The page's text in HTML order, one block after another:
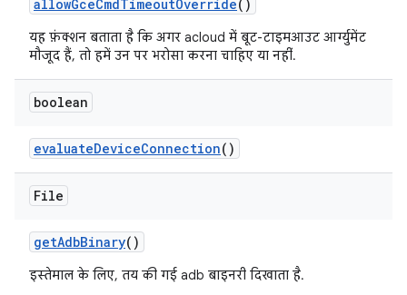
allowGceCmdTimeoutOverride()
यह फ़ंक्शन बताता है कि अगर acloud में बूट-टाइमआउट आर्ग्युमेंट
मौजूद हैं, तो हमें उन पर भरोसा करना चाहिए या नहीं.
boolean
evaluateDeviceConnection()
File
getAdbBinary()
इस्तेमाल के लिए, तय की गई adb बाइनरी दिखाता है.